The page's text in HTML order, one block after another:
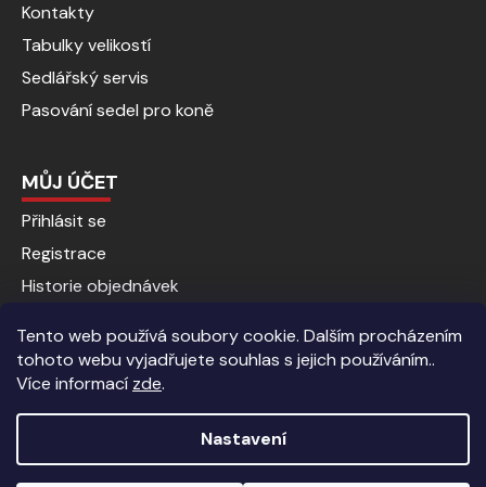
Tento web používá soubory cookie. Dalším procházením
tohoto webu vyjadřujete souhlas s jejich používáním..
Více informací zde.
Nastavení
Kontakty
Tabulky velikostí
Sedlářský servis
Pasování sedel pro koně
MŮJ ÚČET
Přihlásit se
Registrace
Historie objednávek